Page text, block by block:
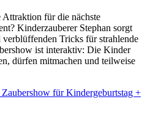
Attraktion für die nächste
Kinderzauberer Stephan sorgt
Tricks für strahlende
ist interaktiv: Die Kinder
dürfen mitmachen und teilweise